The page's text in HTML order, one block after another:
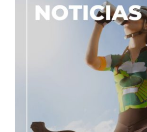
Crossfit Games 2023